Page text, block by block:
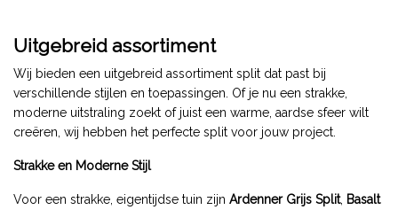
Uitgebreid assortiment
Wij bieden een uitgebreid assortiment split dat past bij
verschillende stijlen en toepassingen. Of je nu een strakke,
moderne uitstraling zoekt of juist een warme, aardse sfeer wilt
creëren, wij hebben het perfecte split voor jouw project.
Strakke en Moderne Stijl
Voor een strakke, eigentijdse tuin zijn Ardenner Grijs Split, Basalt